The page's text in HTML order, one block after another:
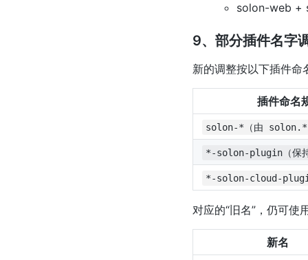
solon-web +
9、部分插件名字
新的调整按以下插件命
插件命名
solon-*（由 solon.*
*-solon-plugin（保
*-solon-cloud-
对应的“旧名”，仍可使
新名